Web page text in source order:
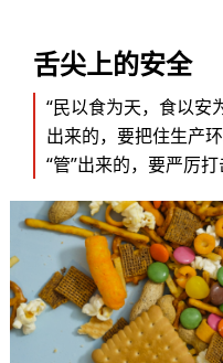
舌尖上的安全
“民以食为天，食以安
出来的，要把住生产
“管”出来的，要严厉打